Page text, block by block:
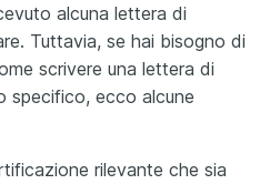
alcuna lettera di
Tuttavia, se hai bisogno di
scrivere una lettera di
specifico, ecco alcune
rilevante che sia